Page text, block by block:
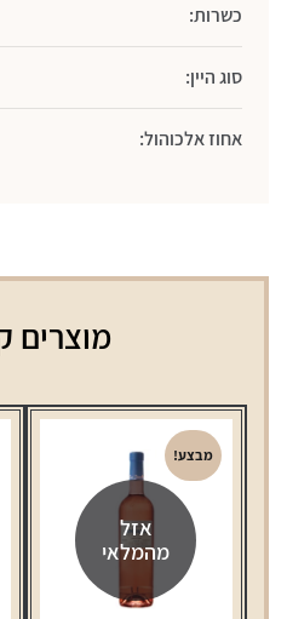
כשרות:
סוג היין:
אחוז אלכוהול:
מוצרים
אזל
מהמלאי
מבצע!